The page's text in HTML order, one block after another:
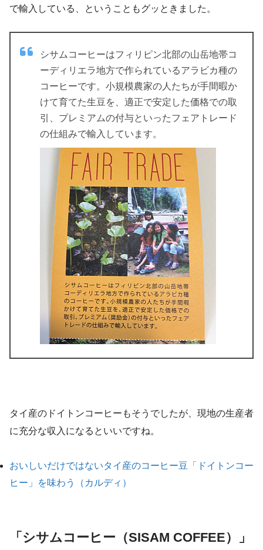
で輸入している、ということもグッときました。
シサムコーヒーはフィリピン北部の山岳地帯コ
ーディリエラ地方で作られているアラビカ種の
コーヒーです。小規模農家の人たちが手間暇か
けて育てた生豆を、適正で安定した価格での取
引、プレミアムの付与といったフェアトレード
の仕組みで輸入しています。
タイ産のドイトンコーヒーもそうでしたが、現地の生産者
に充分な収入になるといいですね。
おいしいだけではないタイ産のコーヒー豆「ドイトンコー
ヒー」を味わう（カルディ）
「シサムコーヒー（SISAM COFFEE）」